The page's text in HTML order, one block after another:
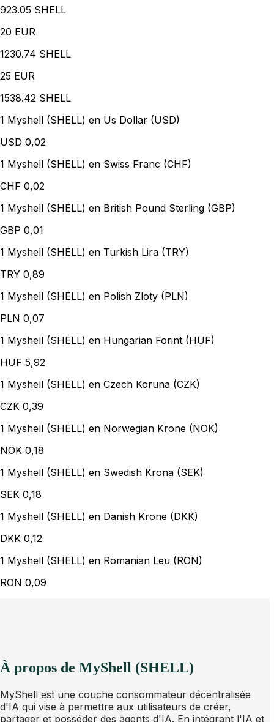
923.05 SHELL
20 EUR
1230.74 SHELL
25 EUR
1538.42 SHELL
1 Myshell (SHELL) en Us Dollar (USD)
USD 0,02
1 Myshell (SHELL) en Swiss Franc (CHF)
CHF 0,02
1 Myshell (SHELL) en British Pound Sterling (GBP)
GBP 0,01
1 Myshell (SHELL) en Turkish Lira (TRY)
TRY 0,89
1 Myshell (SHELL) en Polish Zloty (PLN)
PLN 0,07
1 Myshell (SHELL) en Hungarian Forint (HUF)
HUF 5,92
1 Myshell (SHELL) en Czech Koruna (CZK)
CZK 0,39
1 Myshell (SHELL) en Norwegian Krone (NOK)
NOK 0,18
1 Myshell (SHELL) en Swedish Krona (SEK)
SEK 0,18
1 Myshell (SHELL) en Danish Krone (DKK)
DKK 0,12
1 Myshell (SHELL) en Romanian Leu (RON)
RON 0,09
À propos de MyShell (SHELL)
MyShell est une couche consommateur décentralisée
d'IA qui vise à permettre aux utilisateurs de créer,
partager et posséder des agents d'IA. En intégrant l'IA et